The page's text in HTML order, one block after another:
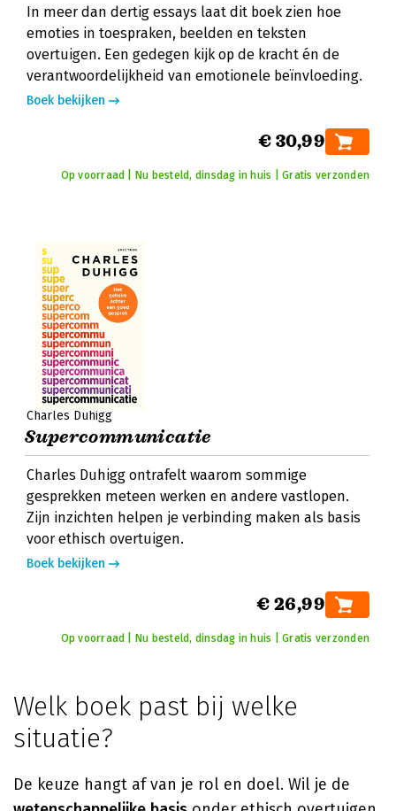
In meer dan dertig essays laat dit boek zien hoe
emoties in toespraken, beelden en teksten
overtuigen. Een gedegen kijk op de kracht én de
verantwoordelijkheid van emotionele beïnvloeding.
Boek bekijken
€ 30,99
Op voorraad | Nu besteld, dinsdag in huis | Gratis verzonden
Charles Duhigg
Supercommunicatie
Charles Duhigg ontrafelt waarom sommige
gesprekken meteen werken en andere vastlopen.
Zijn inzichten helpen je verbinding maken als basis
voor ethisch overtuigen.
Boek bekijken
€ 26,99
Op voorraad | Nu besteld, dinsdag in huis | Gratis verzonden
Welk boek past bij welke
situatie?
De keuze hangt af van je rol en doel. Wil je de